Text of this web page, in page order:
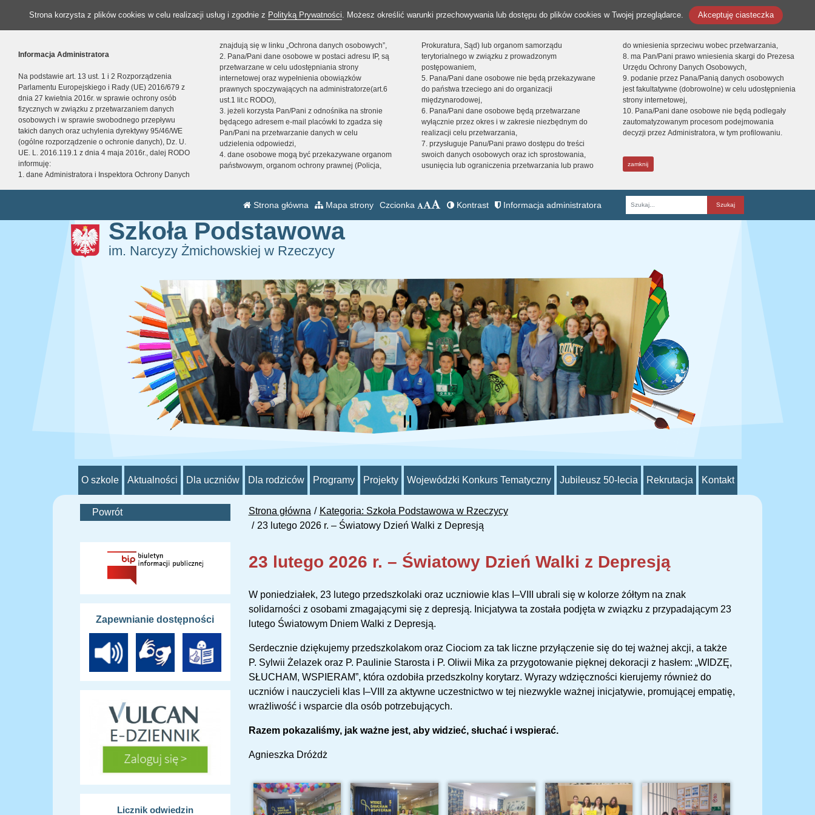
Strona korzysta z plików cookies w celu realizacji usług i zgodnie z Polityką Prywatności. Możesz określić warunki przechowywania lub dostępu do plików cookies w Twojej przeglądarce. Akceptuję ciasteczka
Informacja Administratora
Na podstawie art. 13 ust. 1 i 2 Rozporządzenia
Parlamentu Europejskiego i Rady (UE) 2016/679 z
dnia 27 kwietnia 2016r. w sprawie ochrony osób
fizycznych w związku z przetwarzaniem danych
osobowych i w sprawie swobodnego przepływu
takich danych oraz uchylenia dyrektywy 95/46/WE
(ogólne rozporządzenie o ochronie danych), Dz. U.
UE. L. 2016.119.1 z dnia 4 maja 2016r., dalej RODO
informuję:
1. dane Administratora i Inspektora Ochrony Danych
znajdują się w linku „Ochrona danych osobowych”,
2. Pana/Pani dane osobowe w postaci adresu IP, są
przetwarzane w celu udostępniania strony
internetowej oraz wypełnienia obowiązków
prawnych spoczywających na administratorze(art.6
ust.1 lit.c RODO),
3. jeżeli korzysta Pan/Pani z odnośnika na stronie
będącego adresem e-mail placówki to zgadza się
Pan/Pani na przetwarzanie danych w celu
udzielenia odpowiedzi,
4. dane osobowe mogą być przekazywane organom
państwowym, organom ochrony prawnej (Policja,
Prokuratura, Sąd) lub organom samorządu
terytorialnego w związku z prowadzonym
postępowaniem,
5. Pana/Pani dane osobowe nie będą przekazywane
do państwa trzeciego ani do organizacji
międzynarodowej,
6. Pana/Pani dane osobowe będą przetwarzane
wyłącznie przez okres i w zakresie niezbędnym do
realizacji celu przetwarzania,
7. przysługuje Panu/Pani prawo dostępu do treści
swoich danych osobowych oraz ich sprostowania,
usunięcia lub ograniczenia przetwarzania lub prawo
do wniesienia sprzeciwu wobec przetwarzania,
8. ma Pan/Pani prawo wniesienia skargi do Prezesa
Urzędu Ochrony Danych Osobowych,
9. podanie przez Pana/Panią danych osobowych
jest fakultatywne (dobrowolne) w celu udostępnienia
strony internetowej,
10. Pana/Pani dane osobowe nie będą podlegały
zautomatyzowanym procesom podejmowania
decyzji przez Administratora, w tym profilowaniu.
zamknij
Strona główna Mapa strony Czcionka Kontrast Informacja administratora
Fraza
Szkoła Podstawowa
im. Narcyzy Żmichowskiej w Rzeczycy
O szkole Aktualności Dla uczniów Dla rodziców Programy Projekty Wojewódzki Konkurs Tematyczny Jubileusz 50-lecia Rekrutacja Kontakt
Strona główna
Kategoria: Szkoła Podstawowa w Rzeczycy
23 lutego 2026 r. – Światowy Dzień Walki z Depresją
23 lutego 2026 r. – Światowy Dzień Walki z Depresją
W poniedziałek, 23 lutego przedszkolaki oraz uczniowie klas I–VIII ubrali się w kolorze żółtym na znak
solidarności z osobami zmagającymi się z depresją. Inicjatywa ta została podjęta w związku z przypadającym 23
lutego Światowym Dniem Walki z Depresją.
Serdecznie dziękujemy przedszkolakom oraz Ciociom za tak liczne przyłączenie się do tej ważnej akcji, a także
P. Sylwii Żelazek oraz P. Paulinie Starosta i P. Oliwii Mika za przygotowanie pięknej dekoracji z hasłem: „WIDZĘ,
SŁUCHAM, WSPIERAM”, która ozdobiła przedszkolny korytarz. Wyrazy wdzięczności kierujemy również do
uczniów i nauczycieli klas I–VIII za aktywne uczestnictwo w tej niezwykle ważnej inicjatywie, promującej empatię,
wrażliwość i wsparcie dla osób potrzebujących.
Razem pokazaliśmy, jak ważne jest, aby widzieć, słuchać i wspierać.
Agnieszka Dróżdż
Powrót
Zapewnianie dostępności
Licznik odwiedzin